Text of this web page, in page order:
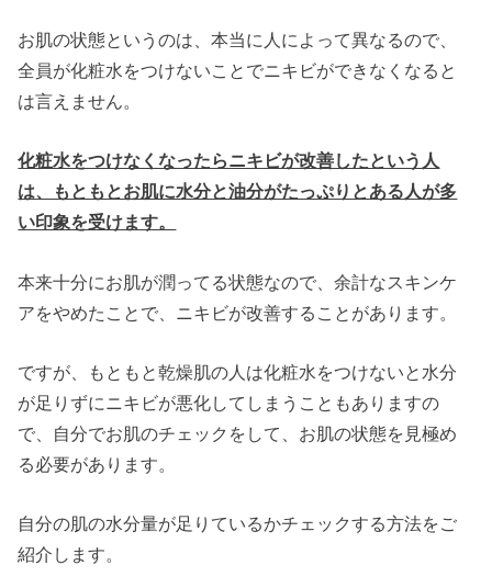
お肌の状態というのは、本当に人によって異なるので、
全員が化粧水をつけないことでニキビができなくなると
は言えません。
化粧水をつけなくなったらニキビが改善したという人
は、もともとお肌に水分と油分がたっぷりとある人が多
い印象を受けます。
本来十分にお肌が潤ってる状態なので、余計なスキンケ
アをやめたことで、ニキビが改善することがあります。
ですが、もともと乾燥肌の人は化粧水をつけないと水分
が足りずにニキビが悪化してしまうこともありますの
で、自分でお肌のチェックをして、お肌の状態を見極め
る必要があります。
自分の肌の水分量が足りているかチェックする方法をご
紹介します。